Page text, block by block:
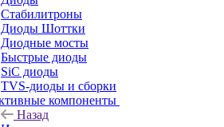
Стабилитроны
Диоды Шоттки
Диодные мосты
Быстрые диоды
SiC диоды
TVS-диоды и сборки
компоненты
Назад